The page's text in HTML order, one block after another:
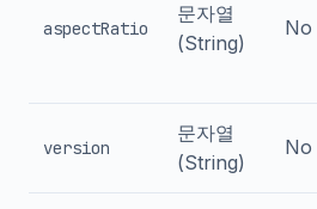
aspectRatio
문자열
(String)
No
version
문자열
(String)
No